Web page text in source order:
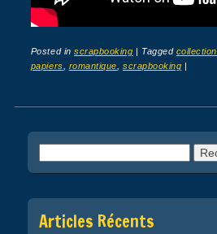
Posted inscrapbooking Tagged collection
papiers
romantique scrapbooking
Post navigation
Articles Récents